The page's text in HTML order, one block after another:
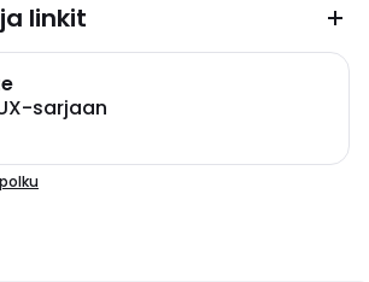
linkit
sarjaan